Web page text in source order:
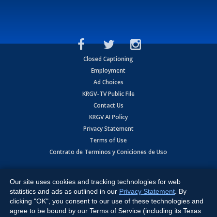
Closed Captioning
Employment
Ad Choices
KRGV-TV Public File
Contact Us
KRGV AI Policy
Privacy Statement
Terms of Use
Contrato de Terminos y Coniciones de Uso
Expressway, Weslaco, TX 78596.
All Rights Reserved. Powered by:Ruby Shore Software
Our site uses cookies and tracking technologies for web
statistics and ads as outlined in our Privacy Statement . By
clicking "OK", you consent to our use of these technologies and
agree to be bound by our Terms of Service (including its Texas